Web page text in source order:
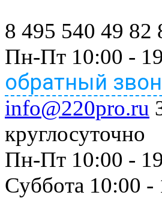
8 495 540 49 82
Пн-Пт 10:00 -
обратный
info@220pro.ru
круглосуточно
Пн-Пт 10:00 -
Суббота 10:00 -